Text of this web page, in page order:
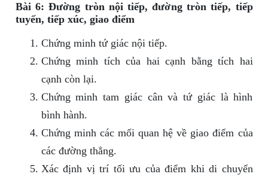
Bài 6: Đường tròn nội tiếp, đường tròn tiếp, tiếp
tuyến, tiếp xúc, giao điểm
Chứng minh tứ giác nội tiếp.
Chứng minh tích của hai cạnh bằng tích hai
cạnh còn lại.
Chứng minh tam giác cân và tứ giác là hình
bình hành.
Chứng minh các mối quan hệ về giao điểm của
các đường thẳng.
Xác định vị trí tối ưu của điểm khi di chuyển